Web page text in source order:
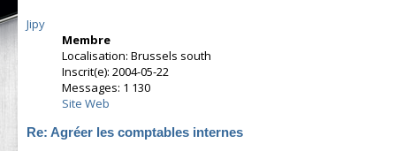
Jipy
Membre
Localisation: Brussels south
Inscrit(e): 2004-05-22
Messages: 1 130
Site Web
Re: Agréer les comptables internes